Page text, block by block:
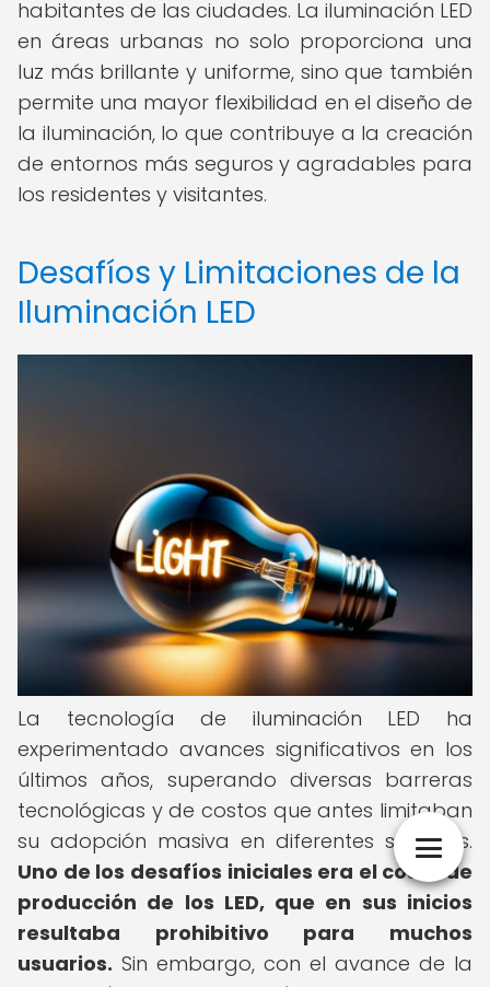
habitantes de las ciudades. La iluminación LED
en áreas urbanas no solo proporciona una
luz más brillante y uniforme, sino que también
permite una mayor flexibilidad en el diseño de
la iluminación, lo que contribuye a la creación
de entornos más seguros y agradables para
los residentes y visitantes.
Desafíos y Limitaciones de la
Iluminación LED
La tecnología de iluminación LED ha
experimentado avances significativos en los
últimos años, superando diversas barreras
tecnológicas y de costos que antes limitaban
su adopción masiva en diferentes sectores.
Uno de los desafíos iniciales era el costo de
producción de los LED, que en sus inicios
resultaba prohibitivo para muchos
usuarios. Sin embargo, con el avance de la